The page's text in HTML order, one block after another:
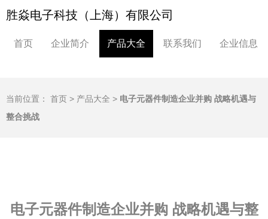
胜焱电子科技（上海）有限公司
首页 企业简介 产品大全 联系我们 企业信息
当前位置： 首页 > 产品大全 > 电子元器件制造企业并购 战略机遇与
整合挑战
电子元器件制造企业并购 战略机遇与整